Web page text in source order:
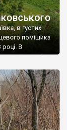
в густих
поміщика
В
школа, потім
Коли із